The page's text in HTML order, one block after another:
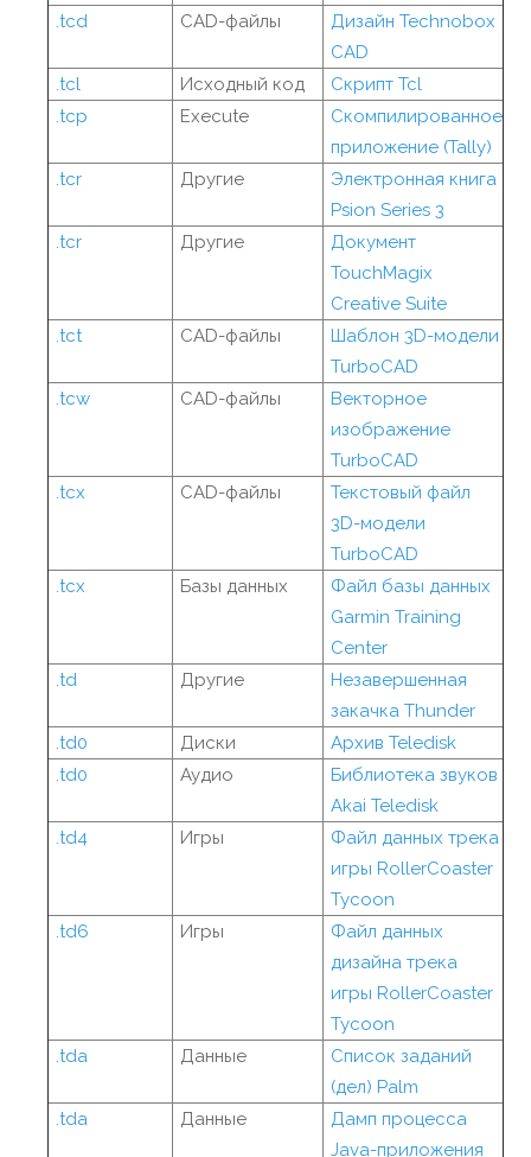
.tcd
CAD-файлы
Дизайн Technobox
CAD
.tcl
Исходный код
Скрипт Tcl
.tcp
Execute
Скомпилированное
приложение (Tally)
.tcr
Другие
Электронная книга
Psion Series 3
.tcr
Другие
Документ
TouchMagix
Creative Suite
.tct
CAD-файлы
Шаблон 3D-модели
TurboCAD
.tcw
CAD-файлы
Векторное
изображение
TurboCAD
.tcx
CAD-файлы
Текстовый файл
3D-модели
TurboCAD
.tcx
Базы данных
Файл базы данных
Garmin Training
Center
.td
Другие
Незавершенная
закачка Thunder
.td0
Диски
Архив Teledisk
.td0
Аудио
Библиотека звуков
Akai Teledisk
.td4
Игры
Файл данных трека
игры RollerCoaster
Tycoon
.td6
Игры
Файл данных
дизайна трека
игры RollerCoaster
Tycoon
.tda
Данные
Список заданий
(дел) Palm
.tda
Данные
Дамп процесса
Java-приложения